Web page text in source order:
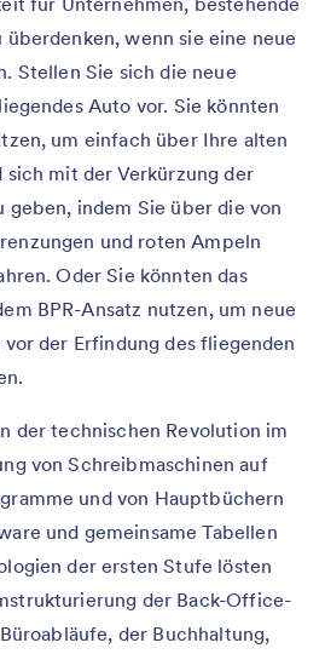
überdenken, wenn sie eine neue
Stellen Sie sich die neue
Auto vor. Sie könnten
um einfach über Ihre alten
sich mit der Verkürzung der
geben, indem Sie über die von
und roten Ampeln
Oder Sie könnten das
BPR-Ansatz nutzen, um neue
der Erfindung des fliegenden
der technischen Revolution im
von Schreibmaschinen auf
und von Hauptbüchern
und gemeinsame Tabellen
der ersten Stufe lösten
der Back-Office-
der Buchhaltung,